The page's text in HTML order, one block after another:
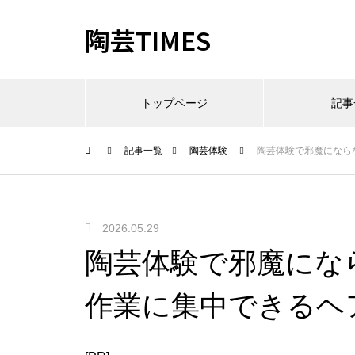
陶芸TIMES
トップページ 記
記事一覧 陶芸体験 陶芸体験で邪魔にな
2026.05.29
陶芸体験で邪魔にな
作業に集中できるヘ